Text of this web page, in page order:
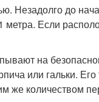
Незадолго до
Если
на
или гальки.
же количеством